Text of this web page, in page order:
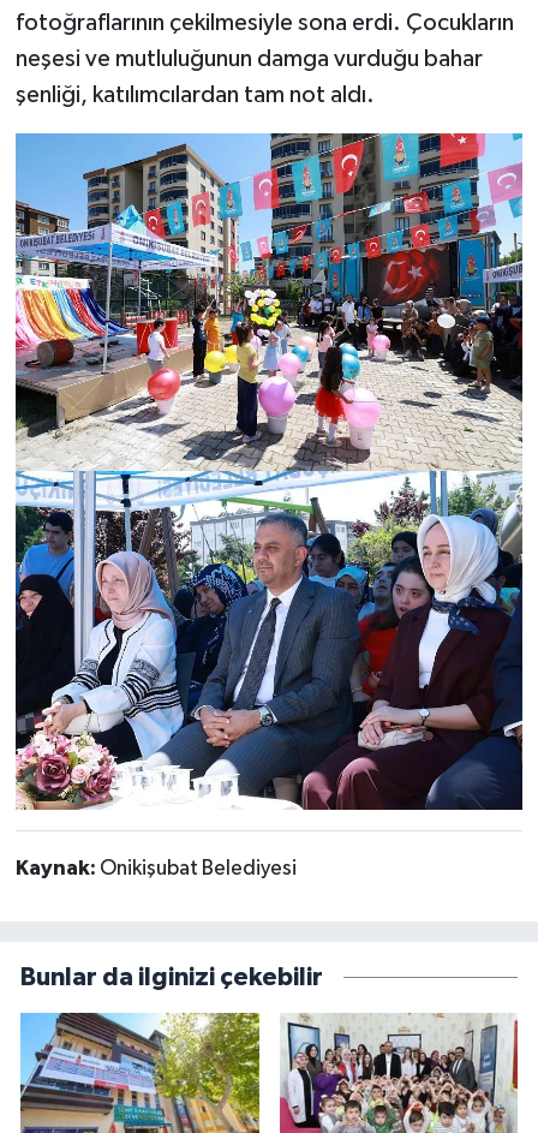
fotoğraflarının çekilmesiyle sona erdi. Çocukların
neşesi ve mutluluğunun damga vurduğu bahar
şenliği, katılımcılardan tam not aldı.
Kaynak: Onikişubat Belediyesi
Bunlar da ilginizi çekebilir